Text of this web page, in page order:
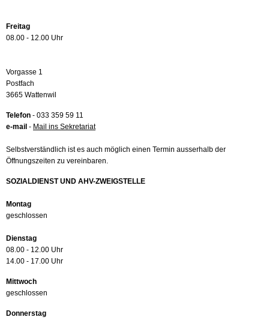
Freitag
08.00 - 12.00 Uhr
Vorgasse 1
Postfach
3665 Wattenwil
Telefon - 033 359 59 11
e-mail - Mail ins Sekretariat
Selbstverständlich ist es auch möglich einen Termin ausserhalb der
Öffnungszeiten zu vereinbaren.
SOZIALDIENST UND AHV-ZWEIGSTELLE
Montag
geschlossen
Dienstag
08.00 - 12.00 Uhr
14.00 - 17.00 Uhr
Mittwoch
geschlossen
Donnerstag